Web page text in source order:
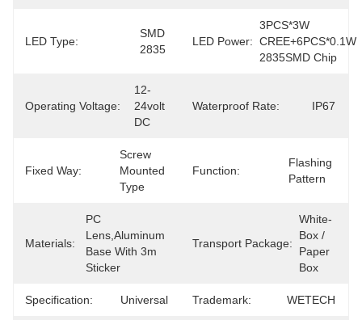
LED Type:
SMD
2835
LED Power:
3PCS*3W
CREE+6PCS*0.1W
2835SMD Chip
Operating Voltage:
12-
24volt
DC
Waterproof Rate: IP67
Fixed Way:
Screw
Mounted
Type
Function:
Flashing
Pattern
Materials:
PC
Lens,Aluminum
Base With 3m
Sticker
Transport Package:
White-
Box /
Paper
Box
Specification: Universal Trademark: WETECH